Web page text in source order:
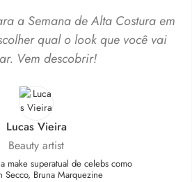
a Semana de Alta Costura em
qual o look que você vai
Vem descobrir!
Lucas Vieira
Beauty artist
make superatual de celebs como
Secco, Bruna Marquezine